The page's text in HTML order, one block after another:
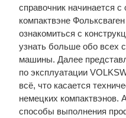
справочник начинается
компактвэне
ознакомиться с
узнать больше обо всех
машины. Далее
по эксплуатации
всё, что касается
немецких компактвэнов.
способы выполнения